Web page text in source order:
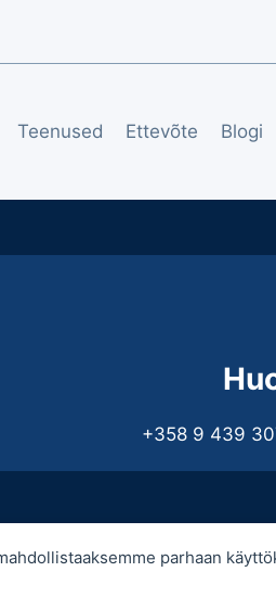
parhaan
Teenused Ettevõte Blogi
+358 9 439